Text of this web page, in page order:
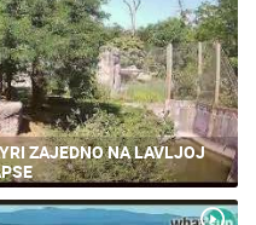
ZAJEDNO NA LAVLJOJ